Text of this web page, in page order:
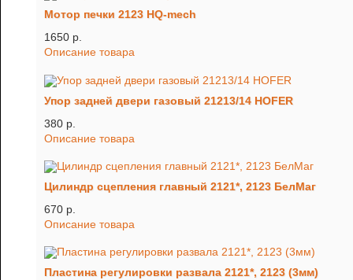
Мотор печки 2123 HQ-mech
1650 p.
Описание товара
Упор задней двери газовый 21213/14 HOFER
380 p.
Описание товара
Цилиндр сцепления главный 2121*, 2123 БелМаг
670 p.
Описание товара
Пластина регулировки развала 2121*, 2123 (3мм)